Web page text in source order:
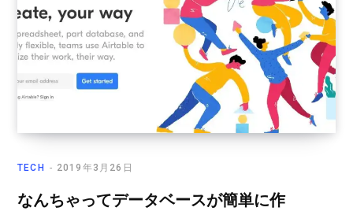
TECH 2019年3月26日
なんちゃってデータベースが簡単に作